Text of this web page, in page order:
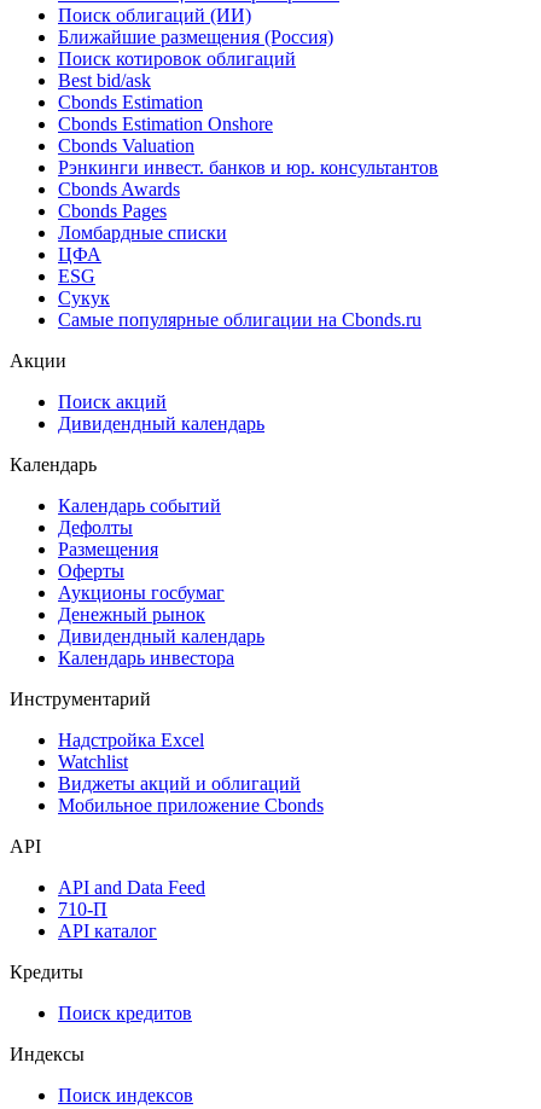
Облигации
Поиск облигаций & Карты рынка
Поиск облигаций (ИИ)
Ближайшие размещения (Россия)
Поиск котировок облигаций
Best bid/ask
Cbonds Estimation
Cbonds Estimation Onshore
Cbonds Valuation
Рэнкинги инвест. банков и юр. консультантов
Cbonds Awards
Cbonds Pages
Ломбардные списки
ESG
Самые популярные облигации на Cbonds.ru
Дивидендный календарь
Календарь
Календарь событий
Дефолты
Размещения
Оферты
Аукционы госбумаг
Денежный рынок
Календарь инвестора
Инструментарий
Надстройка Excel
Мобильное приложение Cbonds
API
API and Data Feed
API каталог
Кредиты
Поиск кредитов